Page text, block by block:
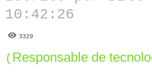
10:42:26
3329
( Responsable de